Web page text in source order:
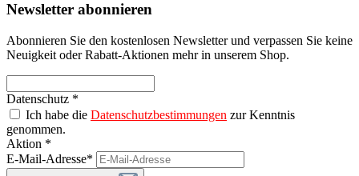
Newsletter abonnieren
Abonnieren Sie den kostenlosen Newsletter und verpassen Sie keine
Neuigkeit oder Rabatt-Aktionen mehr in unserem Shop.
Datenschutz *
Ich habe die Datenschutzbestimmungen zur Kenntnis
genommen.
Aktion *
E-Mail-Adresse*